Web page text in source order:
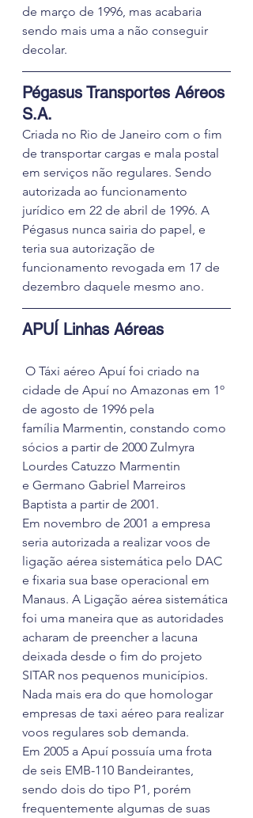
de março de 1996, mas acabaria
sendo mais uma a não conseguir
decolar.
Pégasus Transportes Aéreos
S.A.
Criada no Rio de Janeiro com o fim
de transportar cargas e mala postal
em serviços não regulares. Sendo
autorizada ao funcionamento
jurídico em 22 de abril de 1996. A
Pégasus nunca sairia do papel, e
teria sua autorização de
funcionamento revogada em 17 de
dezembro daquele mesmo ano.
APUÍ Linhas Aéreas
cidade de Apuí no Amazonas em 1º
de agosto de 1996 pela
família Marmentin, constando como
sócios a partir de 2000 Zulmyra
Lourdes Catuzzo Marmentin
e Germano Gabriel Marreiros
Baptista a partir de 2001.
Em novembro de 2001 a empresa
seria autorizada a realizar voos de
ligação aérea sistemática pelo DAC
e fixaria sua base operacional em
Manaus. A Ligação aérea sistemática
foi uma maneira que as autoridades
acharam de preencher a lacuna
deixada desde o fim do projeto
SITAR nos pequenos municípios.
Nada mais era do que homologar
empresas de taxi aéreo para realizar
voos regulares sob demanda.
Em 2005 a Apuí possuía uma frota
de seis EMB-110 Bandeirantes,
sendo dois do tipo P1, porém
frequentemente algumas de suas